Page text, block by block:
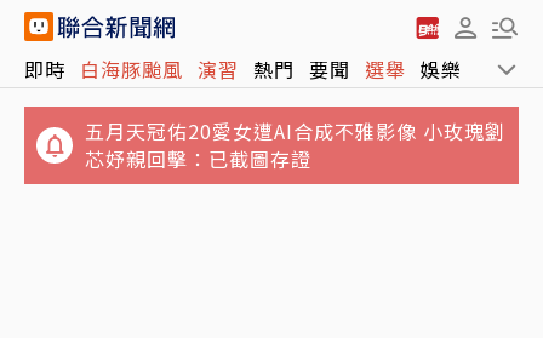
即時 白海豚颱風 演習 熱門 要聞 選舉 娛樂 運動
芯妤親回擊：已截圖存證
8月13日迎鬼月...好兄弟放假囉！命理師警
告：這些事千萬別做